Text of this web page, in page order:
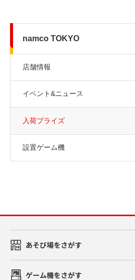
namco TOKYO
店舗情報
イベント&ニュース
入荷プライズ
設置ゲーム機
あそび場をさがす
ゲーム機をさがす